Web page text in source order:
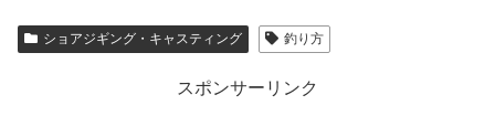
ショアジギング・キャスティング 釣り方
スポンサーリンク